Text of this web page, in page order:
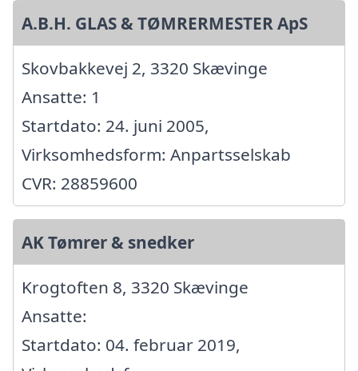
A.B.H. GLAS & TØMRERMESTER ApS
Skovbakkevej 2, 3320 Skævinge
Ansatte: 1
Startdato: 24. juni 2005,
Virksomhedsform: Anpartsselskab
CVR: 28859600
AK Tømrer & snedker
Krogtoften 8, 3320 Skævinge
Ansatte:
Startdato: 04. februar 2019,